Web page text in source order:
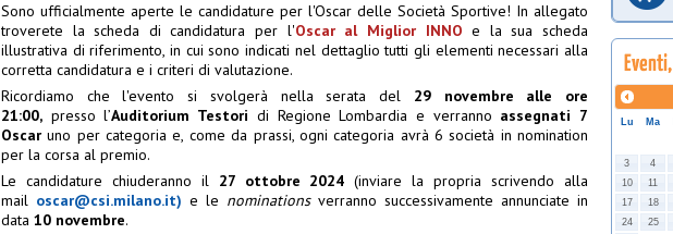
Sono ufficialmente aperte le candidature per l'Oscar delle Società Sportive! In allegato
troverete la scheda di candidatura per l'Oscar al Miglior INNO e la sua scheda
illustrativa di riferimento, in cui sono indicati nel dettaglio tutti gli elementi necessari alla
corretta candidatura e i criteri di valutazione.
Ricordiamo che l'evento si svolgerà nella serata del 29 novembre alle ore
21:00, presso l’Auditorium Testori di Regione Lombardia e verranno assegnati 7
Oscar uno per categoria e, come da prassi, ogni categoria avrà 6 società in nomination
per la corsa al premio.
Le candidature chiuderanno il27 ottobre 2024(inviare la propria scrivendo alla
mail oscar@csi.milano.it) e le nominationsverranno successivamente annunciate in
data 10 novembre.
Lu Ma
3
4
10
11
17
18
24
25